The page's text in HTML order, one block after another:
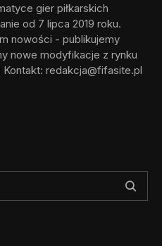
gier piłkarskich
od 7 lipca 2019 roku.
nowości - publikujemy
nowe modyfikacje z rynku
Kontakt: redakcja@fifasite.pl